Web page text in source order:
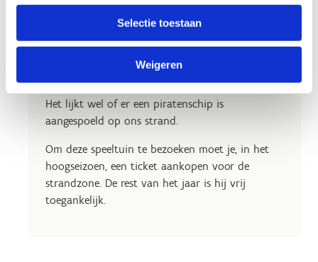
Selectie toestaan
Weigeren
Piratenspeeltuin in het zand
en in het water
Ook binnen onze strandzone is een speeltuin
Het lijkt wel of er een piratenschip is
aangespoeld op ons strand.
Om deze speeltuin te bezoeken moet je, in het
hoogseizoen, een ticket aankopen voor de
strandzone. De rest van het jaar is hij vrij
toegankelijk.